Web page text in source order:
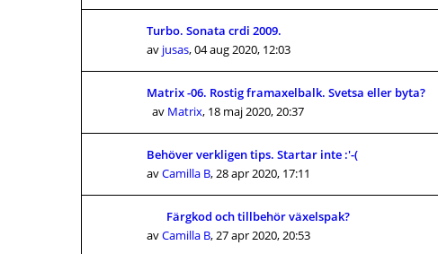
Turbo. Sonata crdi 2009.
av jusas,04 aug 2020, 12:03
Matrix -06. Rostig framaxelbalk. Svetsa eller byta?
av Matrix, 18 maj 2020, 20:37
Behöver verkligen tips. Startar inte :'-(
avCamilla B,28 apr 2020, 17:11
Färgkod och tillbehör växelspak?
avCamilla B,27 apr 2020, 20:53